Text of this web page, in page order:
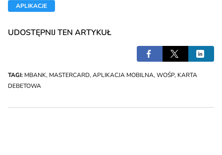
APLIKACJE
UDOSTĘPNIJ TEN ARTYKUŁ
TAGI: MBANK, MASTERCARD, APLIKACJA MOBILNA, WOŚP, KARTA
DEBETOWA